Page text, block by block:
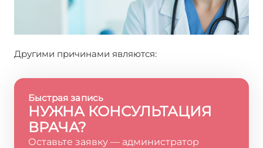
Другими причинами являются:
Быстрая запись
НУЖНА КОНСУЛЬТАЦИЯ
ВРАЧА?
Оставьте заявку — администратор